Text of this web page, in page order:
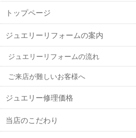
トップページ
ジュエリーリフォームの案内
ジュエリーリフォームの流れ
ご来店が難しいお客様へ
ジュエリー修理価格
当店のこだわり